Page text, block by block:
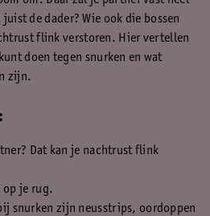
de dader? Wie ook die bossen
flink verstoren. Hier vertellen
doen tegen snurken en wat
zijn.
Dat kan je nachtrust flink
op je rug.
snurken zijn neusstrips, oordoppen